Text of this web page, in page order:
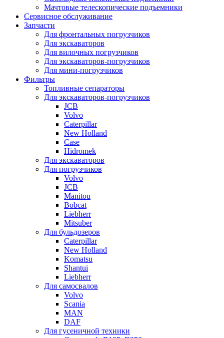
Мачтовые телескопические подъемники
Сервисное обслуживание
Запчасти
Для фронтальных погрузчиков
Для экскаваторов
Для вилочных погрузчиков
Для экскаваторов-погрузчиков
Для мини-погрузчиков
Фильтры
Топливные сепараторы
Для экскаваторов-погрузчиков
JCB
Volvo
Caterpillar
New Holland
Case
Hidromek
Для экскаваторов
Для погрузчиков
Volvo
JCB
Manitou
Bobcat
Liebherr
Mitsuber
Для бульдозеров
Caterpillar
New Holland
Komatsu
Shantui
Liebherr
Для самосвалов
Volvo
Scania
MAN
DAF
Для гусеничной техники